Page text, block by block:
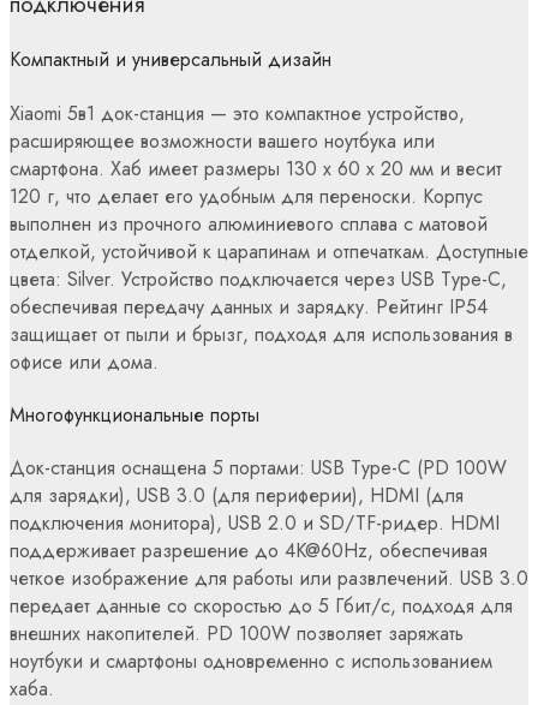
Компактный и универсальный дизайн
Xiaomi 5в1 док-станция — это компактное устройство,
расширяющее возможности вашего ноутбука или
смартфона. Хаб имеет размеры 130 x 60 x 20 мм и весит
120 г, что делает его удобным для переноски. Корпус
выполнен из прочного алюминиевого сплава с матовой
отделкой, устойчивой к царапинам и отпечаткам. Доступные
цвета: Silver. Устройство подключается через USB Type-C,
обеспечивая передачу данных и зарядку. Рейтинг IP54
защищает от пыли и брызг, подходя для использования в
офисе или дома.
Многофункциональные порты
Док-станция оснащена 5 портами: USB Type-C (PD 100W
для зарядки), USB 3.0 (для периферии), HDMI (для
подключения монитора), USB 2.0 и SD/TF-ридер. HDMI
поддерживает разрешение до 4K@60Hz, обеспечивая
четкое изображение для работы или развлечений. USB 3.0
передает данные со скоростью до 5 Гбит/с, подходя для
внешних накопителей. PD 100W позволяет заряжать
ноутбуки и смартфоны одновременно с использованием
хаба.